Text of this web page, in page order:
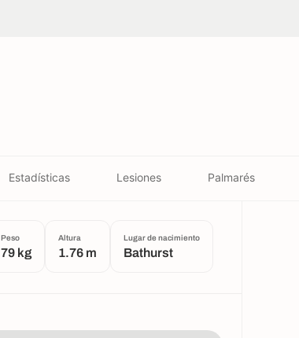
Estadísticas Lesiones Palmarés
Peso
79 kg
Altura
1.76 m
Lugar de nacimiento
Bathurst